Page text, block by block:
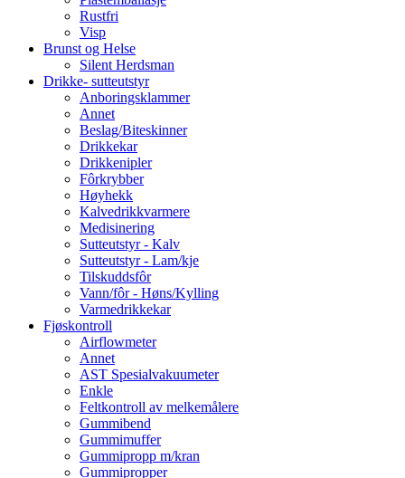
Rustfri
Visp
Brunst og Helse
Silent Herdsman
Drikke- sutteutstyr
Anboringsklammer
Annet
Beslag/Biteskinner
Drikkekar
Drikkenipler
Fôrkrybber
Høyhekk
Kalvedrikkvarmere
Medisinering
Sutteutstyr - Kalv
Sutteutstyr - Lam/kje
Tilskuddsfôr
Vann/fôr - Høns/Kylling
Varmedrikkekar
Fjøskontroll
Airflowmeter
Annet
AST Spesialvakuumeter
Enkle
Feltkontroll av melkemålere
Gummibend
Gummimuffer
Gummipropp m/kran
Gummipropper